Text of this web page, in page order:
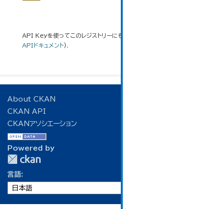
API Keyを使ってこのレジストリーにもアクセス可能です
APIドキュメント).
About CKAN
CKAN API
CKANアソシエーション
Powered by
言語